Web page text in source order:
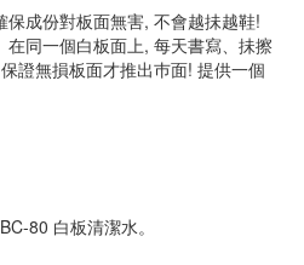
成份對板面無害, 不會越抺越鞋!
在同一個白板面上, 每天書寫、抺擦
證無損板面才推出巿面! 提供一個
80 白板清潔水。